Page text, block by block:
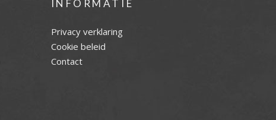
INFORMATIE
Privacy verklaring
Cookie beleid
Contact